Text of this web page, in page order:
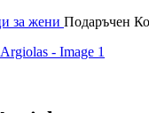
за жени Подаръчен